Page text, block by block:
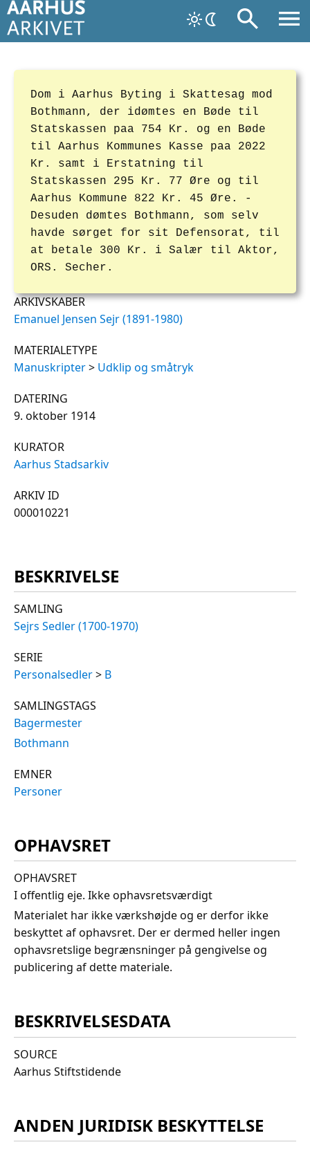
Dom i Aarhus Byting i Skattesag mod
Bothmann, der idømtes en Bøde til
Statskassen paa 754 Kr. og en Bøde
til Aarhus Kommunes Kasse paa 2022
Kr. samt i Erstatning til
Statskassen 295 Kr. 77 Øre og til
Aarhus Kommune 822 Kr. 45 Øre. -
Desuden dømtes Bothmann, som selv
havde sørget for sit Defensorat, til
at betale 300 Kr. i Salær til Aktor,
ORS. Secher.
ARKIVSKABER
Emanuel Jensen Sejr (1891-1980)
MATERIALETYPE
Manuskripter> Udklip og småtryk
DATERING
9. oktober 1914
KURATOR
Aarhus Stadsarkiv
ARKIV ID
000010221
BESKRIVELSE
SAMLING
Sejrs Sedler (1700-1970)
SERIE
Personalsedler> B
SAMLINGSTAGS
Bagermester
Bothmann
EMNER
Personer
OPHAVSRET
OPHAVSRET
I offentlig eje. Ikke ophavsretsværdigt
Materialet har ikke værkshøjde og er derfor ikke
beskyttet af ophavsret. Der er dermed heller ingen
ophavsretslige begrænsninger på gengivelse og
publicering af dette materiale.
BESKRIVELSESDATA
SOURCE
Aarhus Stiftstidende
ANDEN JURIDISK BESKYTTELSE